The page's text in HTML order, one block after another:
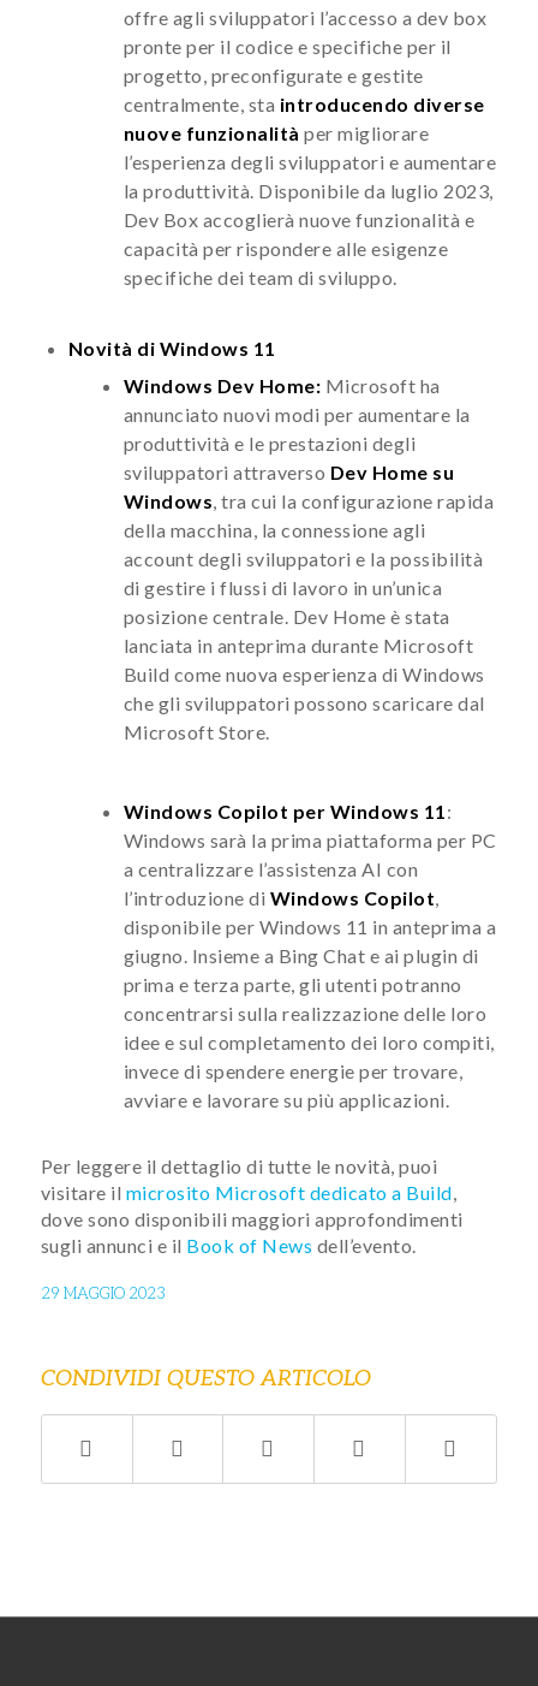
offre agli sviluppatori l’accesso a dev box
pronte per il codice e specifiche per il
progetto, preconfigurate e gestite
centralmente, sta introducendo diverse
nuove funzionalità per migliorare
l’esperienza degli sviluppatori e aumentare
la produttività. Disponibile da luglio 2023,
Dev Box accoglierà nuove funzionalità e
capacità per rispondere alle esigenze
specifiche dei team di sviluppo.
Novità di Windows 11
Windows Dev Home: Microsoft ha
annunciato nuovi modi per aumentare la
produttività e le prestazioni degli
sviluppatori attraverso Dev Home su
Windows, tra cui la configurazione rapida
della macchina, la connessione agli
account degli sviluppatori e la possibilità
di gestire i flussi di lavoro in un’unica
posizione centrale. Dev Home è stata
lanciata in anteprima durante Microsoft
Build come nuova esperienza di Windows
che gli sviluppatori possono scaricare dal
Microsoft Store.
Windows Copilot per Windows 11:
Windows sarà la prima piattaforma per PC
a centralizzare l’assistenza AI con
l’introduzione di Windows Copilot,
disponibile per Windows 11 in anteprima a
giugno. Insieme a Bing Chat e ai plugin di
prima e terza parte, gli utenti potranno
concentrarsi sulla realizzazione delle loro
idee e sul completamento dei loro compiti,
invece di spendere energie per trovare,
avviare e lavorare su più applicazioni.
Per leggere il dettaglio di tutte le novità, puoi
visitare il microsito Microsoft dedicato a Build,
dove sono disponibili maggiori approfondimenti
sugli annunci e il Book of News dell’evento.
29 MAGGIO 2023
CONDIVIDI QUESTO ARTICOLO